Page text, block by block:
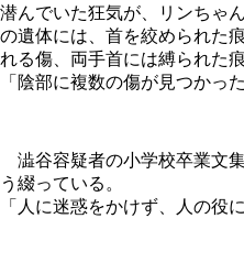
潜んでいた狂気が、リンちゃ
の遺体には、首を絞められた
れる傷、両手首には縛られた
「陰部に複数の傷が見つかっ
澁谷容疑者の小学校卒業文
う綴っている。
「人に迷惑をかけず、人の役